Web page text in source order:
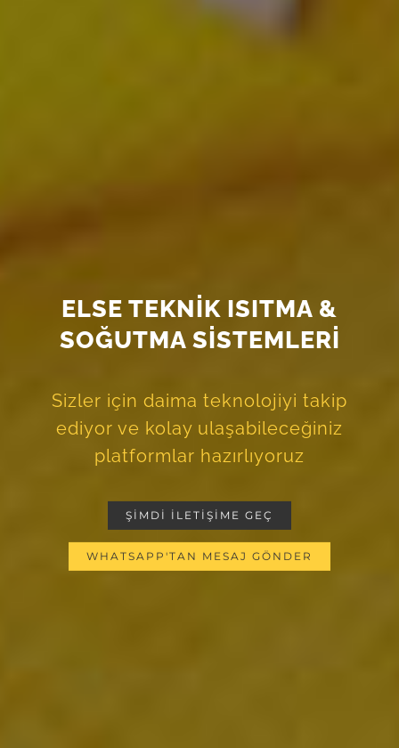
ELSE TEKNİK ISITMA &
SOĞUTMA SİSTEMLERİ
Sizler için daima teknolojiyi takip
ediyor ve kolay ulaşabileceğiniz
platformlar hazırlıyoruz
ŞİMDİ İLETİŞİME GEÇ
WHATSAPP'TAN MESAJ GÖNDER